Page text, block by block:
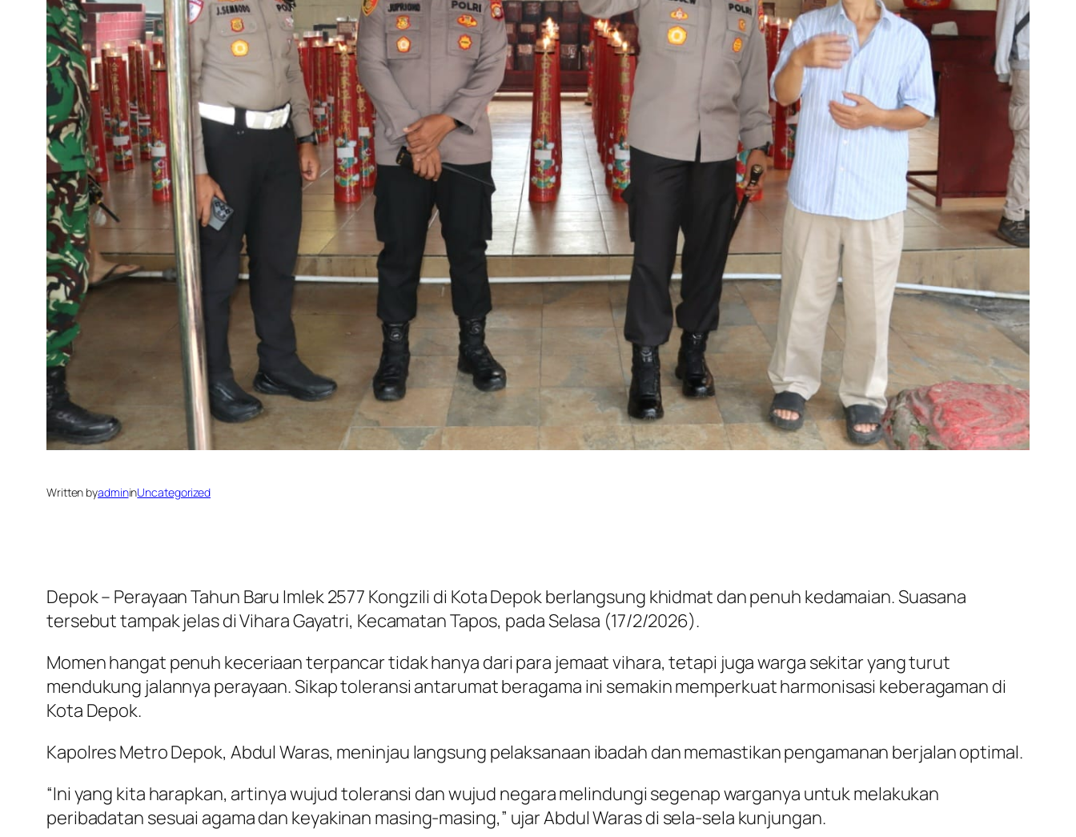
Written byadmininUncategorized
Depok – Perayaan Tahun Baru Imlek 2577 Kongzili di Kota Depok berlangsung khidmat dan penuh kedamaian. Suasana
tersebut tampak jelas di Vihara Gayatri, Kecamatan Tapos, pada Selasa (17/2/2026).
Momen hangat penuh keceriaan terpancar tidak hanya dari para jemaat vihara, tetapi juga warga sekitar yang turut
mendukung jalannya perayaan. Sikap toleransi antarumat beragama ini semakin memperkuat harmonisasi keberagaman di
Kota Depok.
Kapolres Metro Depok, Abdul Waras, meninjau langsung pelaksanaan ibadah dan memastikan pengamanan berjalan optimal.
“Ini yang kita harapkan, artinya wujud toleransi dan wujud negara melindungi segenap warganya untuk melakukan
peribadatan sesuai agama dan keyakinan masing-masing,” ujar Abdul Waras di sela-sela kunjungan.